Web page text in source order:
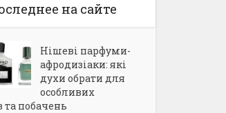
на сайте
Нішеві парфуми-
афродизіаки: які
духи обрати для
особливих
та побачень